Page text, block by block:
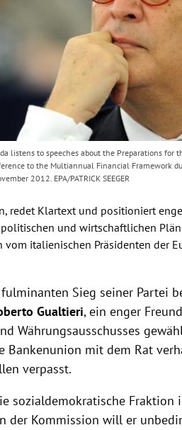
listens to speeches about the Preparations for
to the Multiannual Financial Framework
2012. EPA/PATRICK SEEGER
redet Klartext und positioniert
und wirtschaftlichen
italienischen Präsidenten der
Sieg seiner Partei
Gualtieri, ein enger
Währungsausschusses
Bankenunion mit dem Rat
verpasst.
sozialdemokratische Fraktion
der Kommission will er